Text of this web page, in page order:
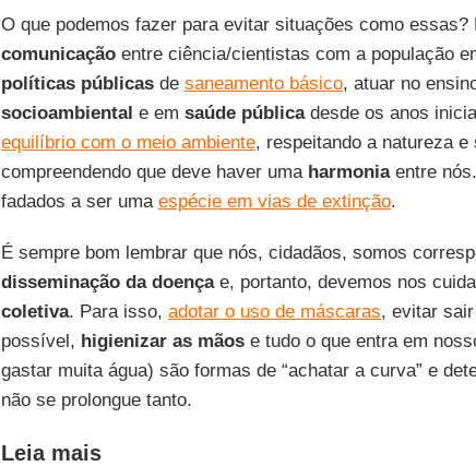
O que podemos fazer para evitar situações como essas?
comunicaçãoentre ciência/cientistas com a população
políticas públicasde saneamento básico, atuar no
socioambiental e em saúde públicadesde os anos
equilíbrio com o meio ambiente, respeitando a natureza
compreendendo que deve haver uma harmoniaentre
fadados a ser uma espécie em vias de extinção.
É sempre bom lembrar que nós, cidadãos, somos
disseminação da doençae, portanto, devemos nos
coletiva. Para isso, adotar o uso de máscaras, evitar
possível, higienizar as mãose tudo o que entra em
gastar muita água) são formas de “achatar a curva” e
não se prolongue tanto.
Leia mais